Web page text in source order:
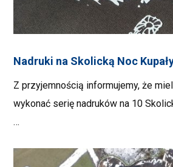
Nadruki na Skolicką Noc
Z przyjemnością informujemy, że
wykonać serię nadruków na 10
…